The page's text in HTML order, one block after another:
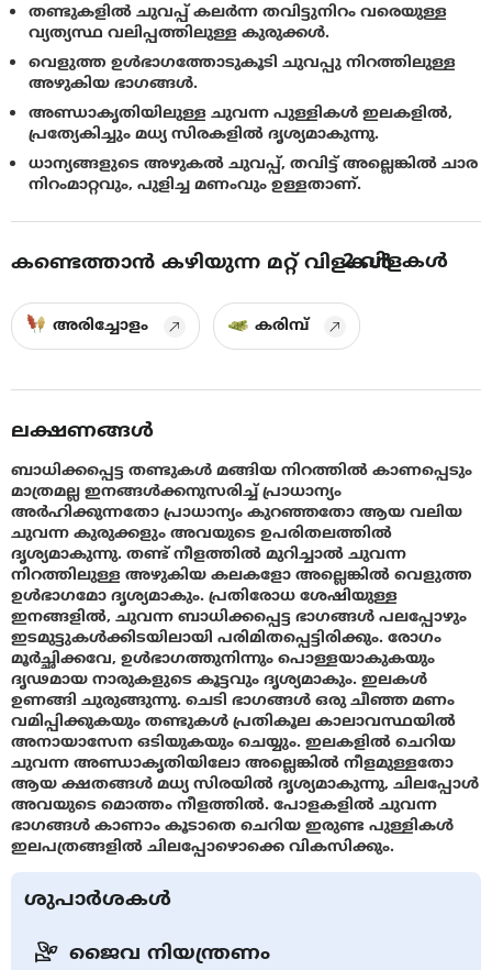
തണ്ടുകളിൽ ചുവപ്പ് കലർന്ന തവിട്ടുനിറം വരെയുള്ള
വ്യത്യസ്ഥ വലിപ്പത്തിലുള്ള കുരുക്കൾ.
വെളുത്ത ഉൾഭാഗത്തോടുകൂടി ചുവപ്പു നിറത്തിലുള്ള
അഴുകിയ ഭാഗങ്ങൾ.
അണ്ഡാകൃതിയിലുള്ള ചുവന്ന പുള്ളികൾ ഇലകളിൽ,
പ്രത്യേകിച്ചും മധ്യ സിരകളിൽ ദൃശ്യമാകുന്നു.
ധാന്യങ്ങളുടെ അഴുകൽ ചുവപ്പ്, തവിട്ട് അല്ലെങ്കിൽ ചാര
നിറംമാറ്റവും, പുളിച്ച മണംവും ഉള്ളതാണ്.
കണ്ടെത്താൻ കഴിയുന്ന മറ്റ് വിളകൾ
2വിളകൾ
അരിച്ചോളം കരിമ്പ്
ലക്ഷണങ്ങൾ
ബാധിക്കപ്പെട്ട തണ്ടുകൾ മങ്ങിയ നിറത്തിൽ കാണപ്പെടും
മാത്രമല്ല ഇനങ്ങൾക്കനുസരിച്ച് പ്രാധാന്യം
അർഹിക്കുന്നതോ പ്രാധാന്യം കുറഞ്ഞതോ ആയ വലിയ
ചുവന്ന കുരുക്കളും അവയുടെ ഉപരിതലത്തിൽ
ദൃശ്യമാകുന്നു. തണ്ട് നീളത്തിൽ മുറിച്ചാൽ ചുവന്ന
നിറത്തിലുള്ള അഴുകിയ കലകളോ അല്ലെങ്കിൽ വെളുത്ത
ഉൾഭാഗമോ ദൃശ്യമാകും. പ്രതിരോധ ശേഷിയുള്ള
ഇനങ്ങളിൽ, ചുവന്ന ബാധിക്കപ്പെട്ട ഭാഗങ്ങൾ പലപ്പോഴും
ഇടമുട്ടുകൾക്കിടയിലായി പരിമിതപ്പെട്ടിരിക്കും. രോഗം
മൂർച്ഛിക്കവേ, ഉൾഭാഗത്തുനിന്നും പൊള്ളയാകുകയും
ദൃഢമായ നാരുകളുടെ കൂട്ടവും ദൃശ്യമാകും. ഇലകൾ
ഉണങ്ങി ചുരുങ്ങുന്നു. ചെടി ഭാഗങ്ങൾ ഒരു ചീഞ്ഞ മണം
വമിപ്പിക്കുകയും തണ്ടുകൾ പ്രതികൂല കാലാവസ്ഥയിൽ
അനായാസേന ഒടിയുകയും ചെയ്യും. ഇലകളിൽ ചെറിയ
ചുവന്ന അണ്ഡാകൃതിയിലോ അല്ലെങ്കിൽ നീളമുള്ളതോ
ആയ ക്ഷതങ്ങൾ മധ്യ സിരയിൽ ദൃശ്യമാകുന്നു, ചിലപ്പോൾ
അവയുടെ മൊത്തം നീളത്തിൽ. പോളകളിൽ ചുവന്ന
ഭാഗങ്ങൾ കാണാം കൂടാതെ ചെറിയ ഇരുണ്ട പുള്ളികൾ
ഇലപത്രങ്ങളിൽ ചിലപ്പോഴൊക്കെ വികസിക്കും.
ശുപാർശകൾ
ജൈവ നിയന്ത്രണം